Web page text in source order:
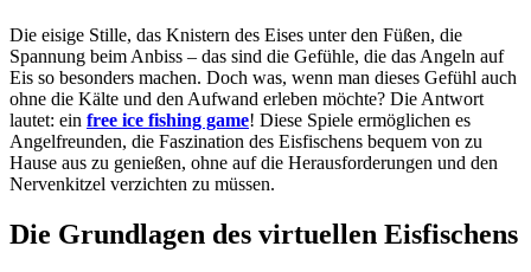
Die eisige Stille, das Knistern des Eises unter den Füßen, die
Spannung beim Anbiss – das sind die Gefühle, die das Angeln auf
Eis so besonders machen. Doch was, wenn man dieses Gefühl auch
ohne die Kälte und den Aufwand erleben möchte? Die Antwort
lautet: ein free ice fishing game! Diese Spiele ermöglichen es
Angelfreunden, die Faszination des Eisfischens bequem von zu
Hause aus zu genießen, ohne auf die Herausforderungen und den
Nervenkitzel verzichten zu müssen.
Die Grundlagen des virtuellen Eisfischens